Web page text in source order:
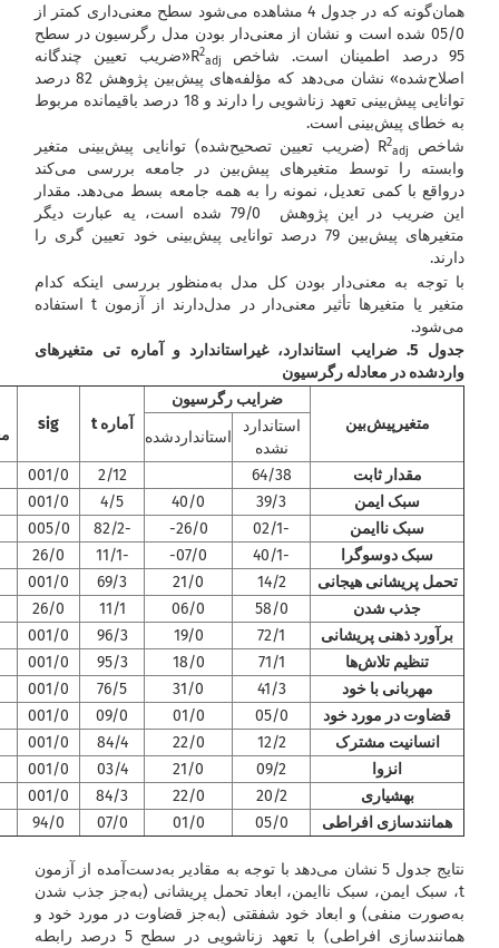
همان‌گونه که در جدول 4 مشاهده می‌شود سطح معنی‌داری کمتر از
05/0 شده است و نشان از معنی‌دار بودن مدل رگرسیون در سطح
95 درصد اطمینان است. شاخص R
2
adj
«ضریب تعیین چندگانه
اصلاح‌شده» نشان می‌دهد که مؤلفه‌های پیش‌بین پژوهش 82 درصد
توانایی پیش‌بینی تعهد زناشویی را دارند و 18 درصد باقیمانده مربوط
به خطای پیش‌بینی است.
شاخص R
2
adj
(ضریب تعیین تصحیح‌شده) توانایی پیش‌بینی متغیر
وابسته را توسط متغیرهای پیش‌بین در جامعه بررسی می‌کند
درواقع با کمی تعدیل، نمونه را به همه جامعه بسط می‌دهد. مقدار
این ضریب در این پژوهش 79/0 شده است، یه عبارت دیگر
متغیرهای پیش‌بین 79 درصد توانایی پیش‌بینی خود تعیین گری را
دارند.
با توجه به معنی‌دار بودن کل مدل به‌منظور بررسی اینکه کدام
متغیر یا متغیرها تأثیر معنی‌دار در مدل‌دارند از آزمون t استفاده
می‌شود.
جدول 5. ضرایب استاندارد، غیراستاندارد و آماره تی متغیرهای
واردشده در معادله رگرسیون
متغیرپیش‌بین
ضرایب رگرسیون
t آماره sig
استاندارد
نشده
استانداردشده
مقدار ثابت
64/38
2/12
001/0
سبک ایمن
39/3
40/0
4/5
001/0
سبک ناایمن
02/1-
26/0-
82/2-
005/0
سبک دوسوگرا
40/1-
07/0-
11/1-
26/0
تحمل پریشانی هیجانی
14/2
21/0
69/3
001/0
جذب شدن
58/0
06/0
11/1
26/0
برآورد ذهنی پریشانی
72/1
19/0
96/3
001/0
تنظیم تلاش‌ها
71/1
18/0
95/3
001/0
مهربانی با خود
41/3
31/0
76/5
001/0
قضاوت در مورد خود 05/0
01/0
09/0
001/0
انسانیت مشترک
12/2
22/0
84/4
001/0
انزوا
09/2
21/0
03/4
001/0
بهشیاری
20/2
22/0
84/3
001/0
همانندسازی افراطی
05/0
01/0
07/0
94/0
نتایج جدول 5 نشان می‌دهد با توجه به مقادیر به‌دست‌آمده از آزمون
t، سبک ایمن، سبک ناایمن، ابعاد تحمل پریشانی (به‌جز جذب شدن
به‌صورت منفی) و ابعاد خود شفقتی (به‌جز قضاوت در مورد خود و
همانندسازی افراطی) با تعهد زناشویی در سطح 5 درصد رابطه